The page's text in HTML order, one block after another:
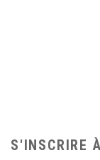
S'INSCRIRE